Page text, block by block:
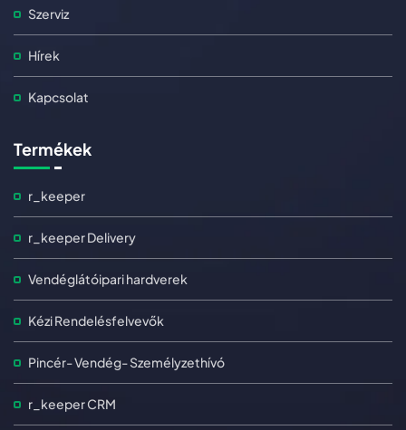
Szerviz
Hírek
Kapcsolat
Termékek
r_keeper
r_keeper Delivery
Vendéglátóipari hardverek
Kézi Rendelésfelvevők
Pincér- Vendég- Személyzethívó
r_keeper CRM